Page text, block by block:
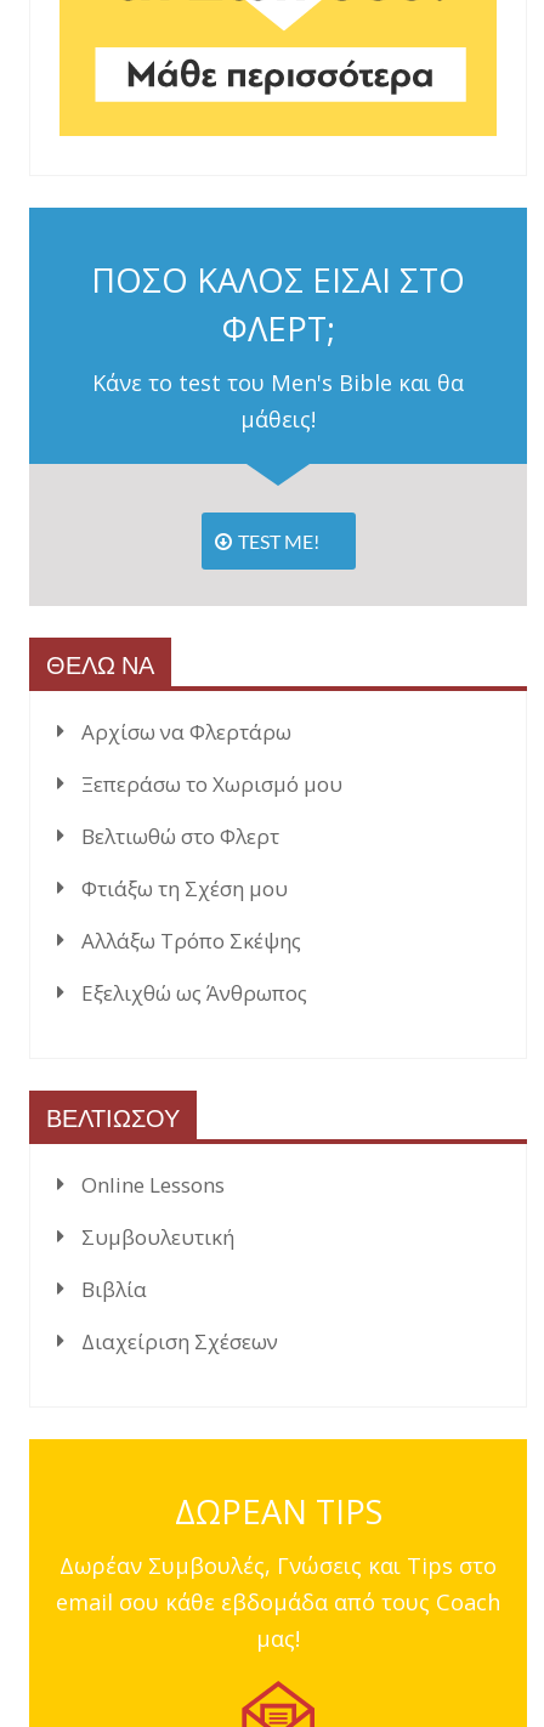
ΠΟΣΟ ΚΑΛΟΣ ΕΙΣΑΙ ΣΤΟ
ΦΛΕΡΤ;
Κάνε το test του Men's Bible και θα
μάθεις!
TEST ME!
ΘΕΛΩ ΝΑ
Αρχίσω να Φλερτάρω
Ξεπεράσω το Χωρισμό μου
Βελτιωθώ στο Φλερτ
Φτιάξω τη Σχέση μου
Αλλάξω Τρόπο Σκέψης
Εξελιχθώ ως Άνθρωπος
ΒΕΛΤΙΩΣΟΥ
Online Lessons
Συμβουλευτική
Βιβλία
Διαχείριση Σχέσεων
ΔΩΡΕΑΝ TIPS
Δωρέαν Συμβουλές, Γνώσεις και Tips στο
email σου κάθε εβδομάδα από τους Coach
μας!